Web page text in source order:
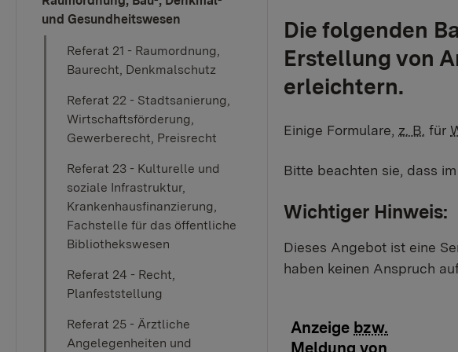
und Gesundheitswesen
Referat 21 - Raumordnung,
Baurecht, Denkmalschutz
Referat 22 - Stadtsanierung,
Wirtschaftsförderung,
Gewerberecht, Preisrecht
Referat 23 - Kulturelle und
soziale Infrastruktur,
Krankenhausfinanzierung,
Fachstelle für das öffentliche
Bibliothekswesen
Referat 24 - Recht,
Planfeststellung
Referat 25 - Ärztliche
Angelegenheiten und
Die folgenden
Erstellung von
erleichtern.
Einige Formulare, z. B. für
Bitte beachten sie, dass
Wichtiger Hinweis:
Dieses Angebot ist eine
haben keinen Anspruch
Anzeige bzw.
Meldung von